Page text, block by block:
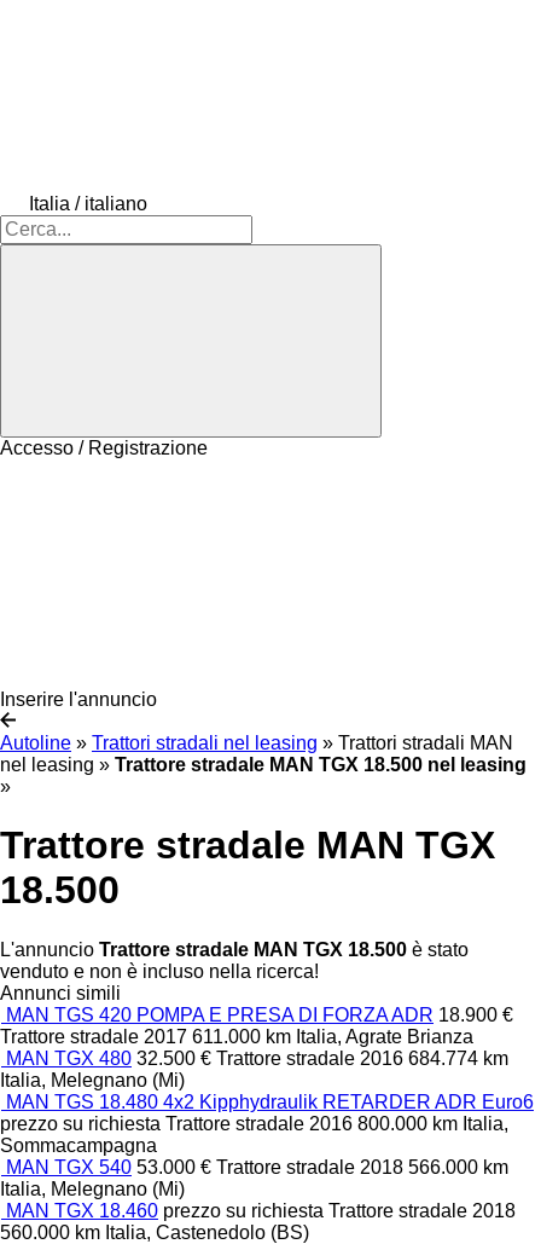
Italia / italiano
Accesso / Registrazione
Inserire l'annuncio
Autoline » Trattori stradali nel leasing » Trattori stradali MAN
nel leasing » Trattore stradale MAN TGX 18.500 nel leasing
»
Trattore stradale MAN TGX
18.500
L'annuncio Trattore stradale MAN TGX 18.500 è stato
venduto e non è incluso nella ricerca!
Annunci simili
MAN TGS 420 POMPA E PRESA DI FORZA ADR 18.900 €
Trattore stradale 2017 611.000 km Italia, Agrate Brianza
MAN TGX 480 32.500 € Trattore stradale 2016 684.774 km
Italia, Melegnano (Mi)
MAN TGS 18.480 4x2 Kipphydraulik RETARDER ADR Euro6
prezzo su richiesta Trattore stradale 2016 800.000 km Italia,
Sommacampagna
MAN TGX 540 53.000 € Trattore stradale 2018 566.000 km
Italia, Melegnano (Mi)
MAN TGX 18.460 prezzo su richiesta Trattore stradale 2018
560.000 km Italia, Castenedolo (BS)